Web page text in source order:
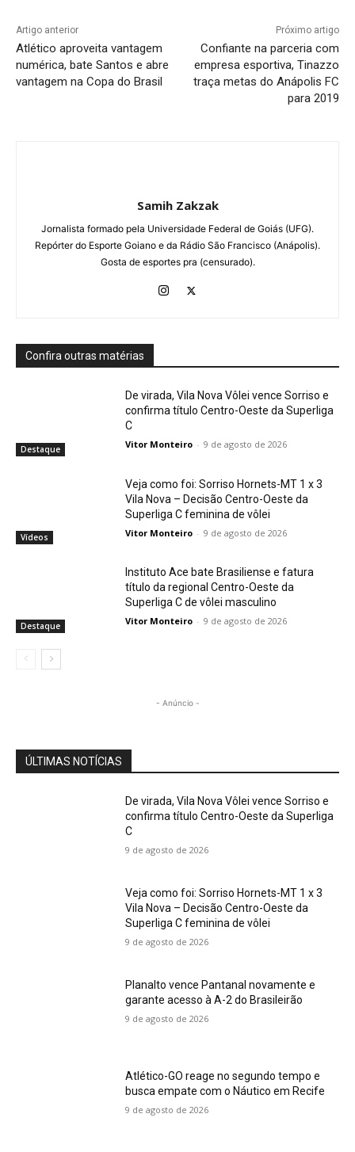
Artigo anterior
Atlético aproveita vantagem
numérica, bate Santos e abre
vantagem na Copa do Brasil
Próximo artigo
Confiante na parceria com
empresa esportiva, Tinazzo
traça metas do Anápolis FC
para 2019
Samih Zakzak
Jornalista formado pela Universidade Federal de Goiás (UFG).
Repórter do Esporte Goiano e da Rádio São Francisco (Anápolis).
Gosta de esportes pra (censurado).
Confira outras matérias
Destaque
De virada, Vila Nova Vôlei vence Sorriso e
confirma título Centro-Oeste da Superliga
C
Vitor Monteiro - 9 de agosto de 2026
Vídeos
Veja como foi: Sorriso Hornets-MT 1 x 3
Vila Nova – Decisão Centro-Oeste da
Superliga C feminina de vôlei
Vitor Monteiro - 9 de agosto de 2026
Destaque
Instituto Ace bate Brasiliense e fatura
título da regional Centro-Oeste da
Superliga C de vôlei masculino
Vitor Monteiro - 9 de agosto de 2026
- Anúncio -
ÚLTIMAS NOTÍCIAS
De virada, Vila Nova Vôlei vence Sorriso e
confirma título Centro-Oeste da Superliga
C
9 de agosto de 2026
Veja como foi: Sorriso Hornets-MT 1 x 3
Vila Nova – Decisão Centro-Oeste da
Superliga C feminina de vôlei
9 de agosto de 2026
Planalto vence Pantanal novamente e
garante acesso à A-2 do Brasileirão
9 de agosto de 2026
Atlético-GO reage no segundo tempo e
busca empate com o Náutico em Recife
9 de agosto de 2026